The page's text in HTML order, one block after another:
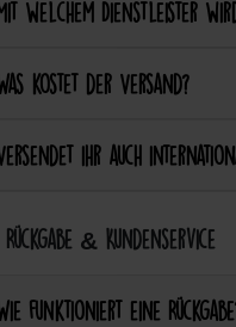
Mit welchem Dienstleister
kostet der Versand?
ihr auch
Rückgabe & Kundenservice
funktioniert eine